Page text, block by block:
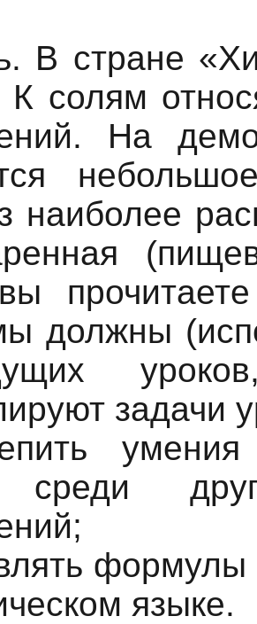
В стране
К солям
На
наиболее
должны
задачи
языке.